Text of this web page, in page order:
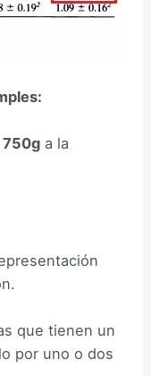
750g a la
que tienen un
por uno o dos